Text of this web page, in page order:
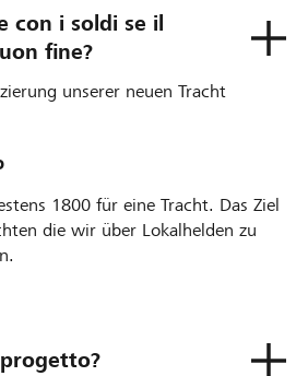
con i soldi se il
fine?
unserer neuen Tracht
1800 für eine Tracht. Das Ziel
die wir über Lokalhelden zu